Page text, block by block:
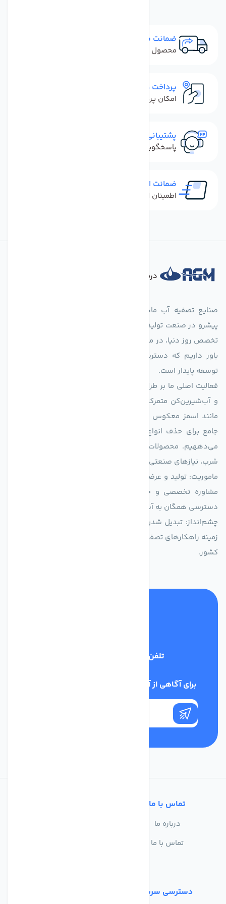
ضمانت مرجوعی
محصول نباید آسیب دیده باشد
پرداخت در محل
امکان پرداخت کل فاکتور در محل
پشتیبانی سریع
پاسخگویی سریع به تماس‌ها و پیام‌ها
ضمانت اصل بودن کالا
اطمینان از خرید کالای اورجینال
درباره فروشگاه
پیشرو در صنعت تولید تجهیزات تصفیه آب، با تکیه بر دانش فنی و
تخصص روز دنیا، در مسیر تأمین آب سالم و پایدار گام برمی‌دارد. ما
باور داریم که دسترسی به آب پاک، یک حق اساسی و زیربنای
توسعه پایدار است.
فعالیت اصلی ما بر طراحی و تولید سیستم‌های پیشرفته تصفیه آب
و آب‌شیرین‌کن متمرکز است. ما با بهره‌گیری از فناوری‌های نوین
جامع برای حذف انواع آلاینده‌ها، املاح و نمک از منابع آبی ارائه
می‌دههیم. محصولات ما برای مصارف متنوعی از جمله تأمین آب
شرب، نیازهای صنعتی و کشاورزی طراحی و بهینه‌سازی شده‌اند.
ماموریت: تولید و عرضه محصولاتی با بالاترین استاندارد کیفی، ارائه
مشاوره تخصصی و خدمات پس از فروش مطمئن برای تضمین
دسترسی همگان به آب پاک و سالم.
چشم‌انداز: تبدیل شدن به انتخاب اول صنایع و مصرف‌کنندگان در
زمینه راهکارهای تصفیه آب و ایفای نقشی کلیدی در حفظ منابع آبی
کشور.
تلفن پشتیبانی
برای آگاهی از آخرین اخبار در خبرنامه ما عضو شوید
تماس با ما
درباره ما
تماس با ما
دسترسی سریع